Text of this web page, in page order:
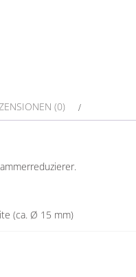
(0)
(ca. Ø 15 mm)